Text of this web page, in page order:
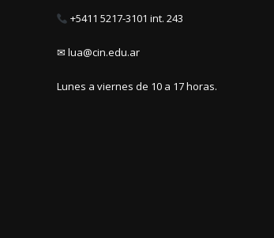
+5411 5217-3101 int. 243
✉ lua@cin.edu.ar
Lunes a viernes de 10 a 17 horas.